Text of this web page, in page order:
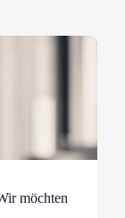
möchten